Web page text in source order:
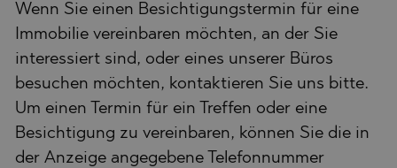
Wenn Sie einen Besichtigungstermin für eine
Immobilie vereinbaren möchten, an der Sie
interessiert sind, oder eines unserer Büros
besuchen möchten, kontaktieren Sie uns bitte.
Um einen Termin für ein Treffen oder eine
Besichtigung zu vereinbaren, können Sie die in
der Anzeige angegebene Telefonnummer